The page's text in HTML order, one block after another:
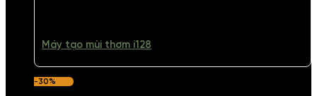
Máy tạo mùi thơm i128
-30%